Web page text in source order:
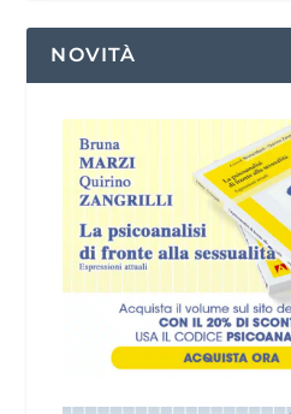
NOVITÀ